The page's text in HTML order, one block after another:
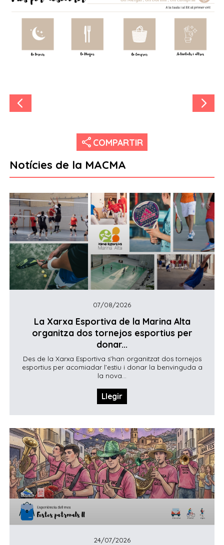
share COMPARTIR
Notícies de la MACMA
07/08/2026
La Xarxa Esportiva de la Marina Alta
organitza dos tornejos esportius per
donar...
Des de la Xarxa Esportiva s’han organitzat dos tornejos
esportius per acomiadar l’estiu i donar la benvinguda a
la nova...
Llegir
24/07/2026